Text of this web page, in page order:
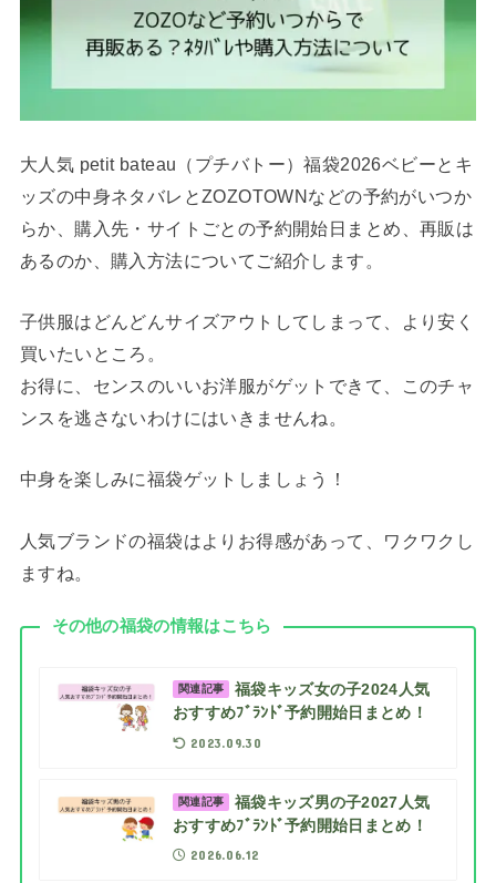
大人気 petit bateau（プチバトー）福袋2026ベビーとキ
ッズの中身ネタバレとZOZOTOWNなどの予約がいつか
らか、購入先・サイトごとの予約開始日まとめ、再販は
あるのか、購入方法についてご紹介します。
子供服はどんどんサイズアウトしてしまって、より安く
買いたいところ。
お得に、センスのいいお洋服がゲットできて、このチャ
ンスを逃さないわけにはいきませんね。
中身を楽しみに福袋ゲットしましょう！
人気ブランドの福袋はよりお得感があって、ワクワクし
ますね。
その他の福袋の情報はこちら
関連記事
福袋キッズ女の子2024人気
おすすめﾌﾞﾗﾝﾄﾞ予約開始日まとめ！
2023.09.30
関連記事
福袋キッズ男の子2027人気
おすすめﾌﾞﾗﾝﾄﾞ予約開始日まとめ！
2026.06.12